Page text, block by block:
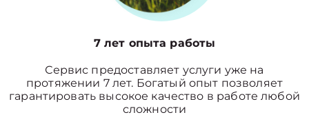
7 лет опыта работы
Сервис предоставляет услуги уже на
протяжении 7 лет. Богатый опыт позволяет
гарантировать высокое качество в работе любой
сложности